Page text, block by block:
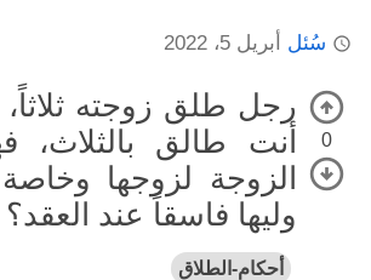
سُئل أبريل 5، 2022
0
رجل طلق زوجته ثلاثاً،
أنت طالق بالثلاث،
الزوجة لزوجها
وليها فاسقاً عند العقد؟
أحكام-الطلاق